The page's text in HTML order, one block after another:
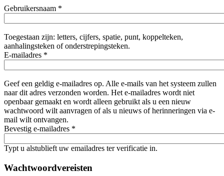
Gebruikersnaam *
Toegestaan zijn: letters, cijfers, spatie, punt, koppelteken,
aanhalingsteken of onderstrepingsteken.
E-mailadres *
Geef een geldig e-mailadres op. Alle e-mails van het systeem zullen
naar dit adres verzonden worden. Het e-mailadres wordt niet
openbaar gemaakt en wordt alleen gebruikt als u een nieuw
wachtwoord wilt aanvragen of als u nieuws of herinneringen via e-
mail wilt ontvangen.
Bevestig e-mailadres *
Typt u alstublieft uw emailadres ter verificatie in.
Wachtwoordvereisten